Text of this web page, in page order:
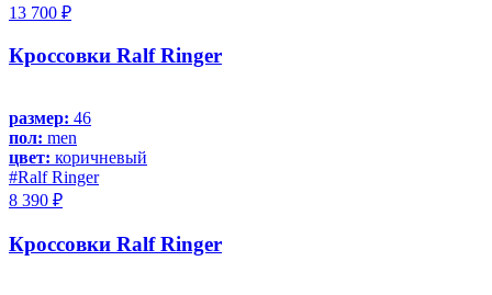
13 700 ₽
Кроссовки Ralf Ringer
размер: 46
пол: men
цвет: коричневый
#Ralf Ringer
8 390 ₽
Кроссовки Ralf Ringer